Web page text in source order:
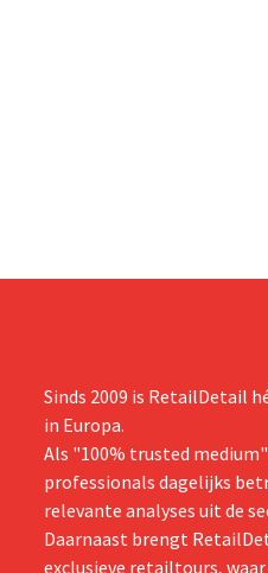
Sinds 2009 is RetailDetail
in Europa.
Als "100% trusted
professionals dagelijks
relevante analyses uit de
Daarnaast brengt
exclusieve retailtours,